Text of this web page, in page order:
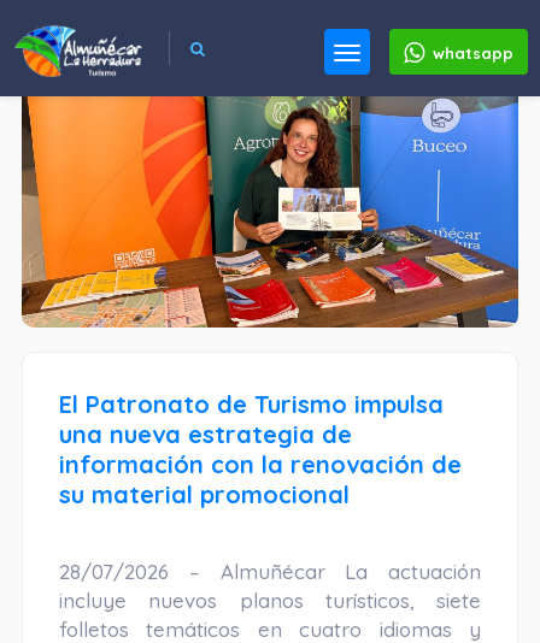
whatsapp
El Patronato de Turismo impulsa
una nueva estrategia de
información con la renovación de
su material promocional
28/07/2026 – Almuñécar La actuación
incluye nuevos planos turísticos, siete
folletos temáticos en cuatro idiomas y